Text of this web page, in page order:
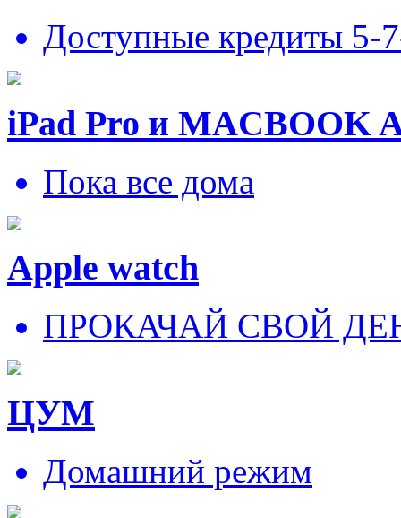
Доступные кредиты 5-
iPad Pro и MACBOOK
Пока все дома
Apple watch
ПРОКАЧАЙ СВОЙ
ЦУМ
Домашний режим